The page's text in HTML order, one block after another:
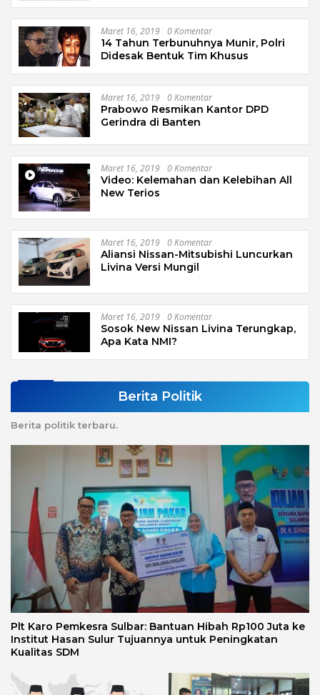
Maret 16, 2019 0 Komentar
14 Tahun Terbunuhnya Munir, Polri
Didesak Bentuk Tim Khusus
Maret 16, 2019 0 Komentar
Prabowo Resmikan Kantor DPD
Gerindra di Banten
Maret 16, 2019 0 Komentar
Video: Kelemahan dan Kelebihan All
New Terios
Maret 16, 2019 0 Komentar
Aliansi Nissan-Mitsubishi Luncurkan
Livina Versi Mungil
Maret 16, 2019 0 Komentar
Sosok New Nissan Livina Terungkap,
Apa Kata NMI?
Berita Politik
Berita politik terbaru.
Plt Karo Pemkesra Sulbar: Bantuan Hibah Rp100 Juta ke
Institut Hasan Sulur Tujuannya untuk Peningkatan
Kualitas SDM